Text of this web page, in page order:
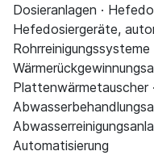
Dosieranlagen ·
Hefedosiergeräte,
Rohrreinigungssysteme
Plattenwärmetauscher
Automatisierung